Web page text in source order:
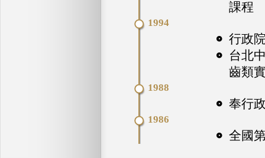
課程
1994
行政
台北
齒類
1988
奉行
1986
全國